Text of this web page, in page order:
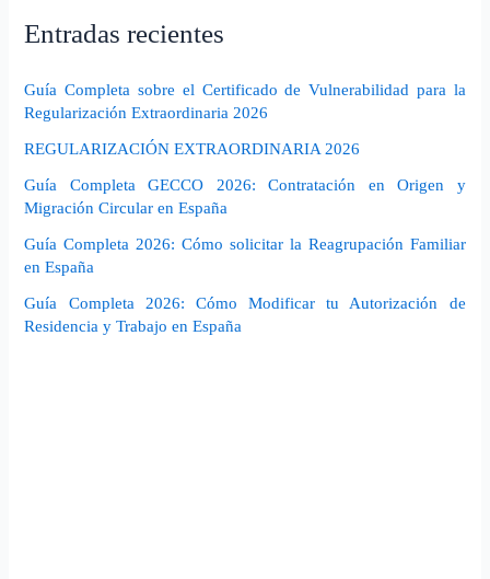
Entradas recientes
Guía Completa sobre el Certificado de Vulnerabilidad para la
Regularización Extraordinaria 2026
REGULARIZACIÓN EXTRAORDINARIA 2026
Guía Completa GECCO 2026: Contratación en Origen y
Migración Circular en España
Guía Completa 2026: Cómo solicitar la Reagrupación Familiar
en España
Guía Completa 2026: Cómo Modificar tu Autorización de
Residencia y Trabajo en España